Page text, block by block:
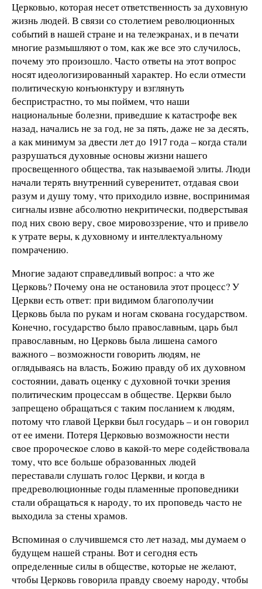
Церковью, которая несет ответственность за духовную
жизнь людей. В связи со столетием революционных
событий в нашей стране и на телеэкранах, и в печати
многие размышляют о том, как же все это случилось,
почему это произошло. Часто ответы на этот вопрос
носят идеологизированный характер. Но если отмести
политическую конъюнктуру и взглянуть
беспристрастно, то мы поймем, что наши
национальные болезни, приведшие к катастрофе век
назад, начались не за год, не за пять, даже не за десять,
а как минимум за двести лет до 1917 года – когда стали
разрушаться духовные основы жизни нашего
просвещенного общества, так называемой элиты. Люди
начали терять внутренний суверенитет, отдавая свои
разум и душу тому, что приходило извне, воспринимая
сигналы извне абсолютно некритически, подверстывая
под них свою веру, свое мировоззрение, что и привело
к утрате веры, к духовному и интеллектуальному
помрачению.
Многие задают справедливый вопрос: а что же
Церковь? Почему она не остановила этот процесс? У
Церкви есть ответ: при видимом благополучии
Церковь была по рукам и ногам скована государством.
Конечно, государство было православным, царь был
православным, но Церковь была лишена самого
важного – возможности говорить людям, не
оглядываясь на власть, Божию правду об их духовном
состоянии, давать оценку с духовной точки зрения
политическим процессам в обществе. Церкви было
запрещено обращаться с таким посланием к людям,
потому что главой Церкви был государь – и он говорил
от ее имени. Потеря Церковью возможности нести
свое пророческое слово в какой-то мере содействовала
тому, что все больше образованных людей
переставали слушать голос Церкви, и когда в
предреволюционные годы пламенные проповедники
стали обращаться к народу, то их проповедь часто не
выходила за стены храмов.
Вспоминая о случившемся сто лет назад, мы думаем о
будущем нашей страны. Вот и сегодня есть
определенные силы в обществе, которые не желают,
чтобы Церковь говорила правду своему народу, чтобы